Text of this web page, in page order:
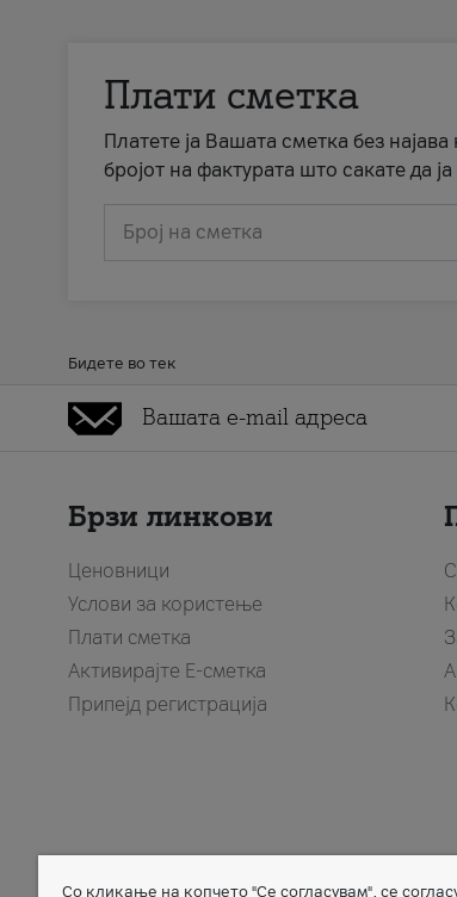
Плати сметка
Платете ја Вашата сметка без
бројот на фактурата што сакате да
Број на сметка
Бидете во тек
Брзи линкови
Ценовници
Услови за користење
Плати сметка
Активирајте Е-сметка
Припејд регистрација
Со кликање на копчето "Се согласувам", се